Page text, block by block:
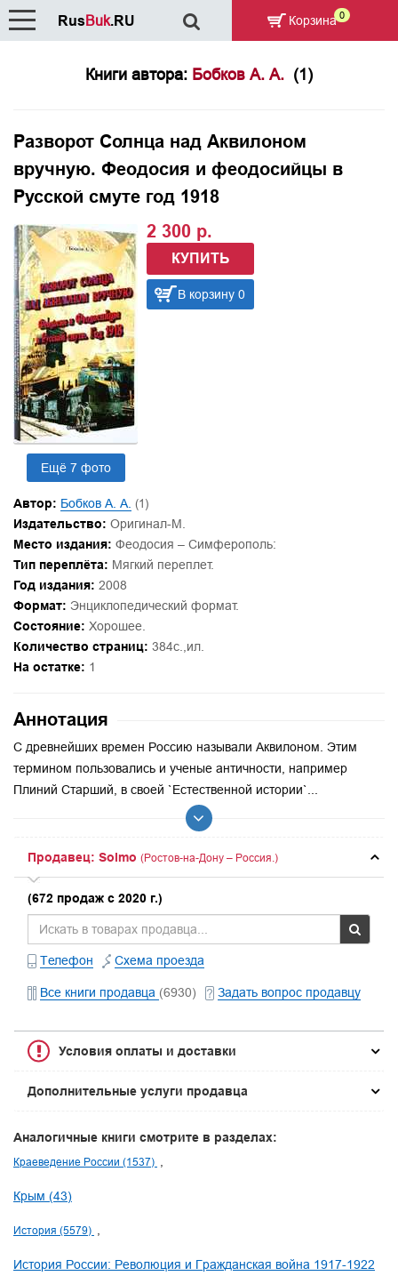
Книги автора: Бобков А. А. (1)
Разворот Солнца над Аквилоном
вручную. Феодосия и феодосийцы в
Русской смуте год 1918
Ещё 7 фото
2 300 р.
КУПИТЬ
В корзину 0
Автор: Бобков А. А. (1)
Издательство: Оригинал-М.
Место издания: Феодосия – Симферополь:
Тип переплёта: Мягкий переплет.
Год издания: 2008
Формат: Энциклопедический формат.
Состояние: Хорошее.
Количество страниц: 384с.,ил.
На остатке: 1
Аннотация
С древнейших времен Россию называли Аквилоном. Этим
термином пользовались и ученые античности, например
Плиний Старший, в своей `Естественной истории`...
Продавец: Solmo (Ростов-на-Дону – Россия.)
(672 продаж с 2020 г.)
Телефон Схема проезда
Все книги продавца (6930) Задать вопрос продавцу
Условия оплаты и доставки
Дополнительные услуги продавца
Аналогичные книги смотрите в разделах:
Краеведение России (1537)
Крым (43)
История (5579)
История России: Революция и Гражданская война 1917-1922
RusBuk.RU Корзина 0